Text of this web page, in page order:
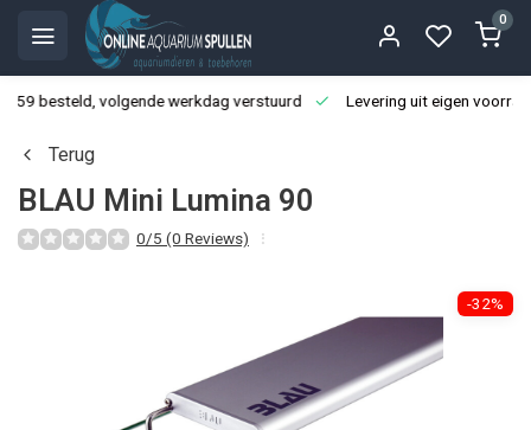
0
besteld, volgende werkdag verstuurd Levering uit eigen
Terug
BLAU Mini Lumina 90
0/5 (0 Reviews)
-32%